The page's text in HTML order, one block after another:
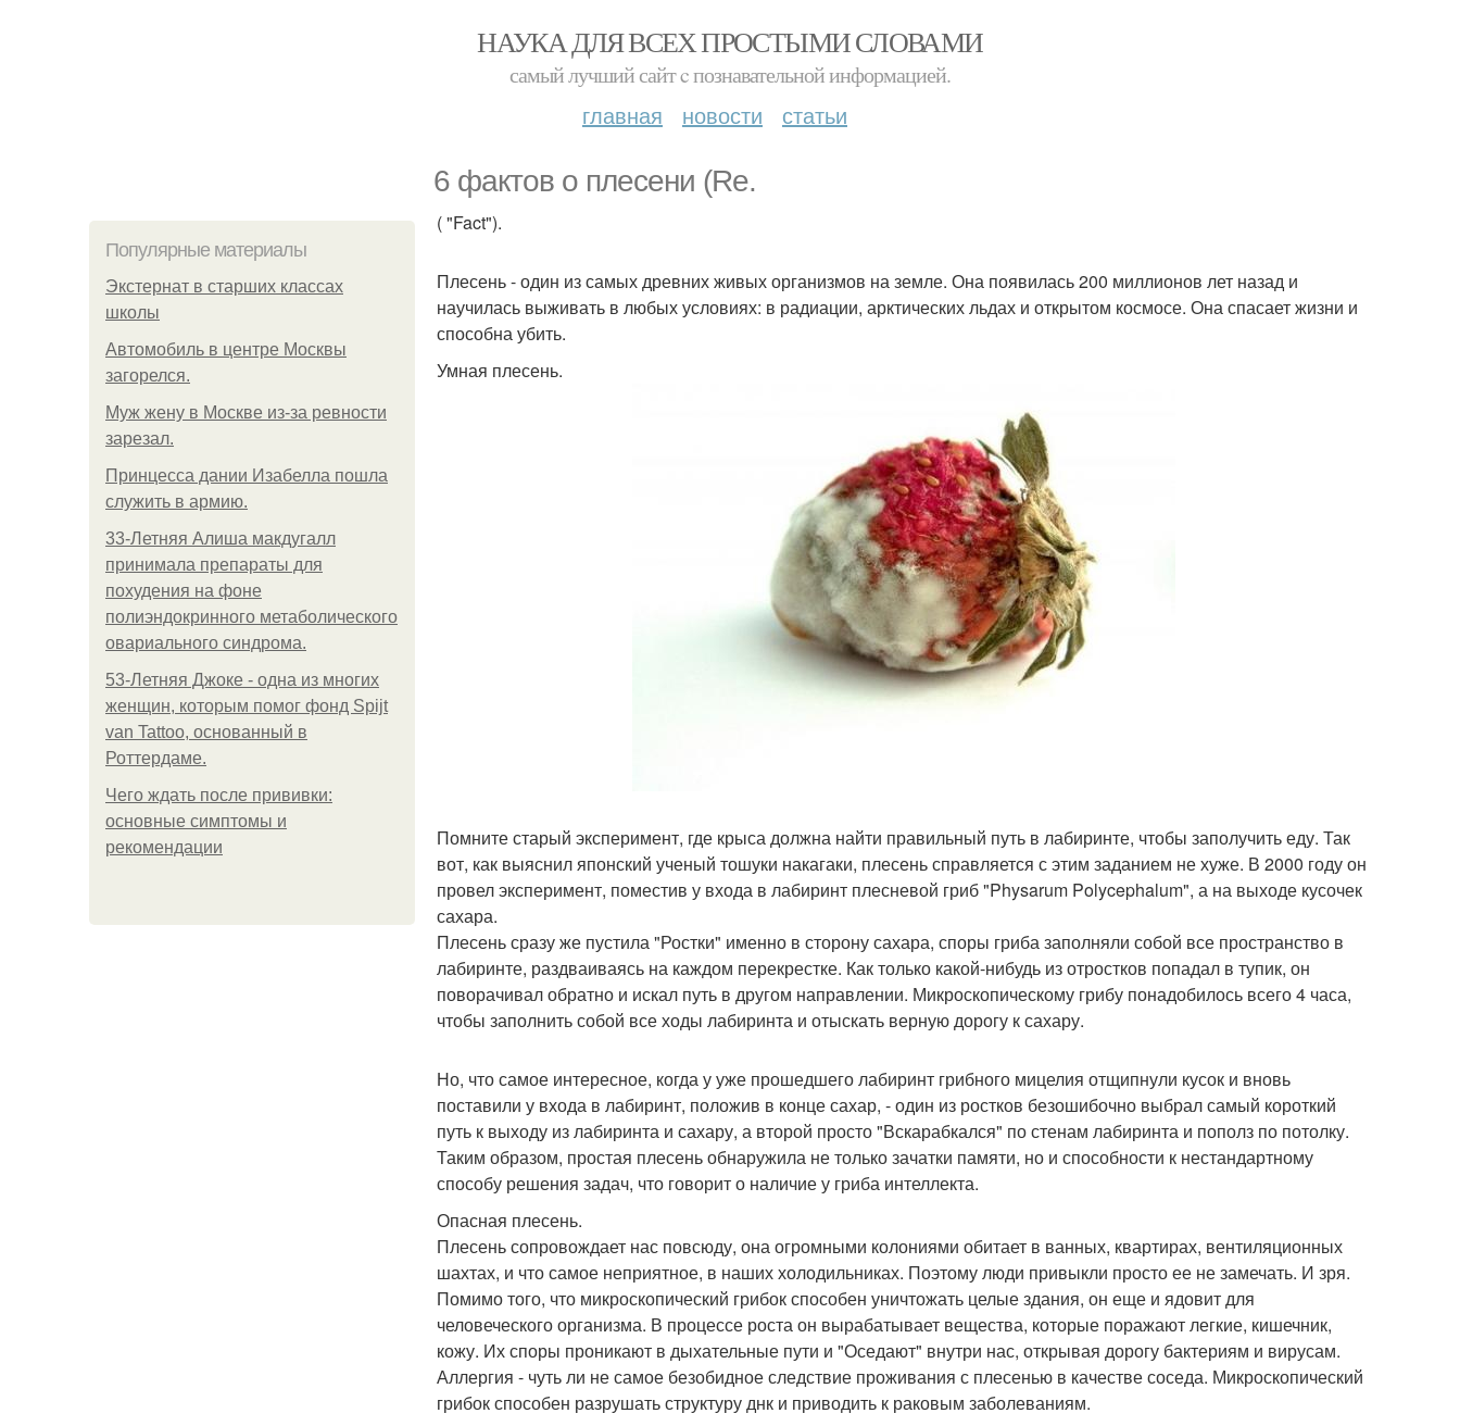
НАУКА ДЛЯ ВСЕХ ПРОСТЫМИ СЛОВАМИ
самый лучший сайт c познавательной информацией.
главная новости статьи
6 фактов о плесени (Re.
Популярные материалы
Экстернат в старших классах
школы
Автомобиль в центре Москвы
загорелся.
Mуж жену в Москве из-за ревности
зарезал.
Принцесса дании Изабелла пошла
служить в армию.
33-Летняя Алиша макдугалл
принимала препараты для
похудения на фоне
полиэндокринного метаболического
овариального синдрома.
53-Летняя Джоке - одна из многих
женщин, которым помог фонд Spijt
van Tattoo, основанный в
Роттердаме.
Чего ждать после прививки:
основные симптомы и
рекомендации
( "Fact").
Плесень - один из самых древних живых организмов на земле. Она появилась 200 миллионов лет назад и
научилась выживать в любых условиях: в радиации, арктических льдах и открытом космосе. Она спасает жизни и
способна убить.
Умная плесень.
Помните старый эксперимент, где крыса должна найти правильный путь в лабиринте, чтобы заполучить еду. Так
вот, как выяснил японский ученый тошуки накагаки, плесень справляется с этим заданием не хуже. В 2000 году он
провел эксперимент, поместив у входа в лабиринт плесневой гриб "Physarum Polycephalum", а на выходе кусочек
сахара.
Плесень сразу же пустила "Ростки" именно в сторону сахара, споры гриба заполняли собой все пространство в
лабиринте, раздваиваясь на каждом перекрестке. Как только какой-нибудь из отростков попадал в тупик, он
поворачивал обратно и искал путь в другом направлении. Микроскопическому грибу понадобилось всего 4 часа,
чтобы заполнить собой все ходы лабиринта и отыскать верную дорогу к сахару.
Но, что самое интересное, когда у уже прошедшего лабиринт грибного мицелия отщипнули кусок и вновь
поставили у входа в лабиринт, положив в конце сахар, - один из ростков безошибочно выбрал самый короткий
путь к выходу из лабиринта и сахару, а второй просто "Вскарабкался" по стенам лабиринта и пополз по потолку.
Таким образом, простая плесень обнаружила не только зачатки памяти, но и способности к нестандартному
способу решения задач, что говорит о наличие у гриба интеллекта.
Опасная плесень.
Плесень сопровождает нас повсюду, она огромными колониями обитает в ванных, квартирах, вентиляционных
шахтах, и что самое неприятное, в наших холодильниках. Поэтому люди привыкли просто ее не замечать. И зря.
Помимо того, что микроскопический грибок способен уничтожать целые здания, он еще и ядовит для
человеческого организма. В процессе роста он вырабатывает вещества, которые поражают легкие, кишечник,
кожу. Их споры проникают в дыхательные пути и "Оседают" внутри нас, открывая дорогу бактериям и вирусам.
Аллергия - чуть ли не самое безобидное следствие проживания с плесенью в качестве соседа. Микроскопический
грибок способен разрушать структуру днк и приводить к раковым заболеваниям.